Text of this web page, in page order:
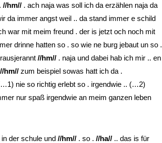
//hm// . ach naja was soll ich da erzählen naja da
da immer angst weil .. da stand immer e schild
war mit meim freund . der is jetzt och noch mit
drinne hatten so . so wie ne burg jebaut un so .
//hm// . naja und dabei hab ich mir .. en
//hm// zum beispiel sowas hatt ich da .
nie so richtig erlebt so . irgendwie .. (…2)
nur spaß irgendwie an meim ganzen leben
der schule und //hm// . so . //ha// .. das is für